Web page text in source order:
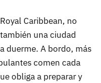
Caribbean, no
una ciudad
duerme. A bordo, más
comen cada
obliga a preparar y